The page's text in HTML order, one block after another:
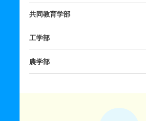
共同教育学部
工学部
農学部